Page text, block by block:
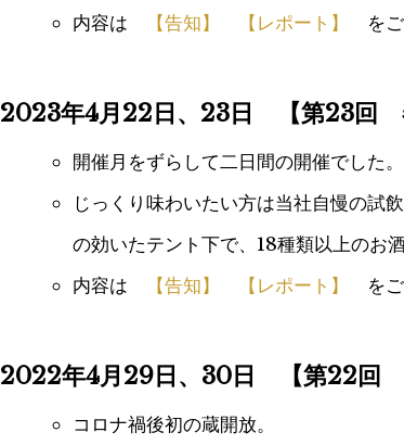
内容は
【告知】 【レポート】 をご
2023年4月22日、23日 【第23回
開催月をずらして二日間の開催でした。
じっくり味わいたい方は当社自慢の試
の効いたテント下で、18種類以上のお
内容は
【告知】 【レポート】 をご
2022年4月29日、30日 【第22回
コロナ禍後初の蔵開放。